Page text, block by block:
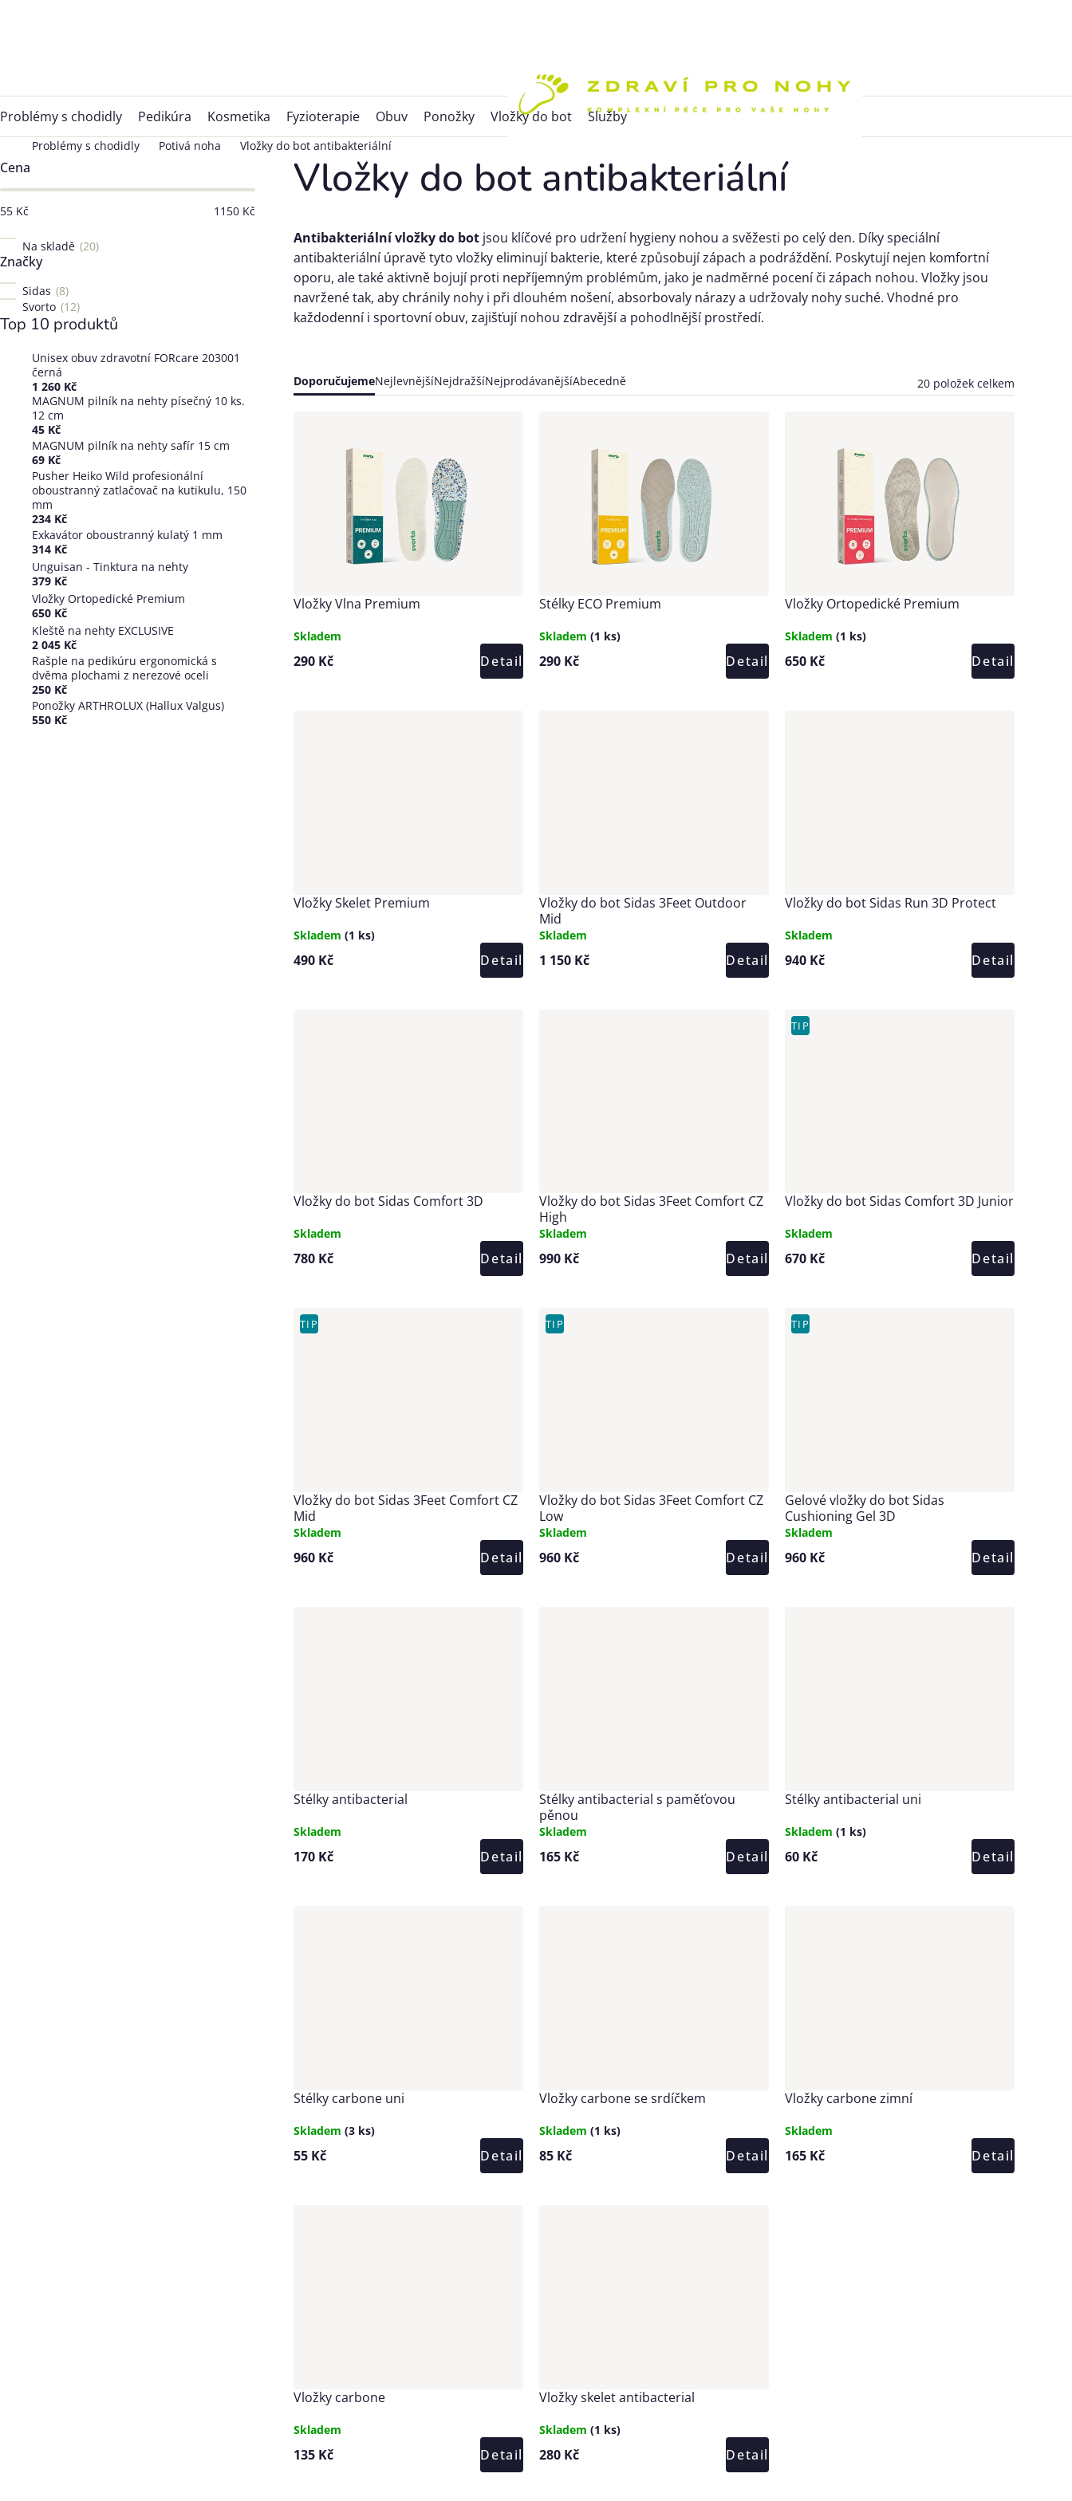
Problémy s chodidly Pedikúra Kosmetika Fyzioterapie Obuv Ponožky Vložky do bot Služby
Problémy s chodidly Potivá noha Vložky do bot antibakteriální
Postranní
panel
Cena
55 Kč 1150 Kč
Na skladě 20
Značky
Sidas 8
Svorto 12
Top 10 produktů
Unisex obuv zdravotní FORcare 203001
černá
1 260 Kč
MAGNUM pilník na nehty písečný 10 ks.
12 cm
45 Kč
MAGNUM pilník na nehty safír 15 cm
69 Kč
Pusher Heiko Wild profesionální
oboustranný zatlačovač na kutikulu, 150
mm
234 Kč
Exkavátor oboustranný kulatý 1 mm
314 Kč
Unguisan - Tinktura na nehty
379 Kč
Vložky Ortopedické Premium
650 Kč
Kleště na nehty EXCLUSIVE
2 045 Kč
Rašple na pedikúru ergonomická s
dvěma plochami z nerezové oceli
250 Kč
Ponožky ARTHROLUX (Hallux Valgus)
550 Kč
Vložky do bot antibakteriální
Antibakteriální vložky do bot jsou klíčové pro udržení hygieny nohou a svěžesti po celý den. Díky speciální
antibakteriální úpravě tyto vložky eliminují bakterie, které způsobují zápach a podráždění. Poskytují nejen komfortní
oporu, ale také aktivně bojují proti nepříjemným problémům, jako je nadměrné pocení či zápach nohou. Vložky jsou
navržené tak, aby chránily nohy i při dlouhém nošení, absorbovaly nárazy a udržovaly nohy suché. Vhodné pro
každodenní i sportovní obuv, zajišťují nohou zdravější a pohodlnější prostředí.
Řazení
DoporučujemeNejlevnějšíNejdražšíNejprodávanějšíAbecedně 20 položek celkem
produktů
Vložky Vlna Premium
Skladem
290 Kč Detail
Stélky ECO Premium
Skladem (1 ks)
290 Kč Detail
Vložky Ortopedické Premium
Skladem (1 ks)
650 Kč Detail
Vložky Skelet Premium
Skladem (1 ks)
490 Kč Detail
Vložky do bot Sidas 3Feet Outdoor
Mid
Skladem
1 150 Kč Detail
Vložky do bot Sidas Run 3D Protect
Skladem
940 Kč Detail
Vložky do bot Sidas Comfort 3D
Skladem
780 Kč Detail
Vložky do bot Sidas 3Feet Comfort CZ
High
Skladem
990 Kč Detail
TIP
Vložky do bot Sidas Comfort 3D Junior
Skladem
670 Kč Detail
TIP
Vložky do bot Sidas 3Feet Comfort CZ
Mid
Skladem
960 Kč Detail
TIP
Vložky do bot Sidas 3Feet Comfort CZ
Low
Skladem
960 Kč Detail
TIP
Gelové vložky do bot Sidas
Cushioning Gel 3D
Skladem
960 Kč Detail
Stélky antibacterial
Skladem
170 Kč Detail
Stélky antibacterial s paměťovou
pěnou
Skladem
165 Kč Detail
Stélky antibacterial uni
Skladem (1 ks)
60 Kč Detail
Stélky carbone uni
Skladem (3 ks)
55 Kč Detail
Vložky carbone se srdíčkem
Skladem (1 ks)
85 Kč Detail
Vložky carbone zimní
Skladem
165 Kč Detail
Vložky carbone
Skladem
135 Kč Detail
Vložky skelet antibacterial
Skladem (1 ks)
280 Kč Detail